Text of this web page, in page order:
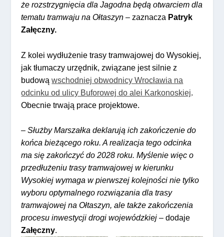
że rozstrzygnięcia dla Jagodna będą otwarciem dla
tematu tramwaju na Ołtaszyn – zaznacza Patryk
Załęczny.
Z kolei wydłużenie trasy tramwajowej do Wysokiej,
jak tłumaczy urzędnik, związane jest silnie z
budowąwschodniej obwodnicy Wrocławia na
odcinku od ulicy Buforowej do alei Karkonoskiej.
Obecnie trwają prace projektowe.
–Służby Marszałka deklarują ich zakończenie do
końca bieżącego roku. A realizacja tego odcinka
ma się zakończyć do 2028 roku. Myślenie więc o
przedłużeniu trasy tramwajowej w kierunku
Wysokiej wymaga w pierwszej kolejności nie tylko
wyboru optymalnego rozwiązania dla trasy
tramwajowej na Ołtaszyn, ale także zakończenia
procesu inwestycji drogi wojewódzkiej– dodaje
Załęczny.